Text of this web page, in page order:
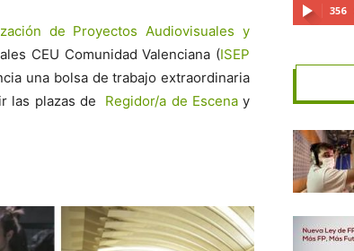
de Proyectos Audiovisuales y
CEU Comunidad Valenciana (ISEP
una bolsa de trabajo extraordinaria
las plazas de Regidor/a de Escenay
356